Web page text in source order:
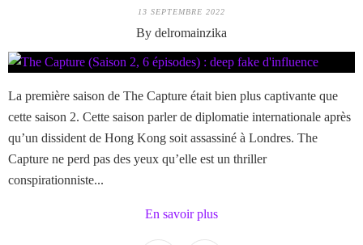
13 SEPTEMBRE 2022
By delromainzika
La première saison de The Capture était bien plus captivante que
cette saison 2. Cette saison parler de diplomatie internationale après
qu’un dissident de Hong Kong soit assassiné à Londres. The
Capture ne perd pas des yeux qu’elle est un thriller
conspirationniste...
En savoir plus